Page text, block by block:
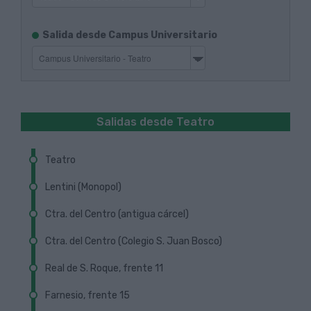
Salida desde Campus Universitario
de
Vuelta
Salidas desde Teatro
Teatro
Próxima Guagua
Localizar parada en el plano
Cómo llegar hasta aquí
Lentini (Monopol)
Próxima Guagua
Localizar parada en el plano
Cómo llegar hasta aquí
Ctra. del Centro (antigua cárcel)
Próxima Guagua
Localizar parada en el plano
Cómo llegar hasta aquí
Ctra. del Centro (Colegio S. Juan Bosco)
Próxima Guagua
Localizar parada en el plano
Real de S. Roque, frente 11
Próxima Guagua
Farnesio, frente 15